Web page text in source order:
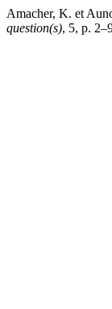
Amacher, K. et
question(s), 5, p.